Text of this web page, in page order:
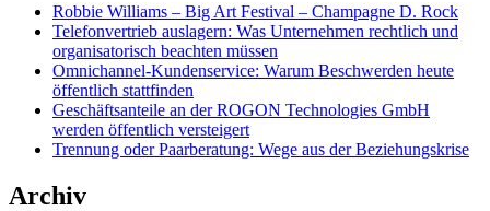
Robbie Williams – Big Art Festival – Champagne D. Rock
Telefonvertrieb auslagern: Was Unternehmen rechtlich und
organisatorisch beachten müssen
Omnichannel-Kundenservice: Warum Beschwerden heute
öffentlich stattfinden
Geschäftsanteile an der ROGON Technologies GmbH
werden öffentlich versteigert
Trennung oder Paarberatung: Wege aus der Beziehungskrise
Archiv